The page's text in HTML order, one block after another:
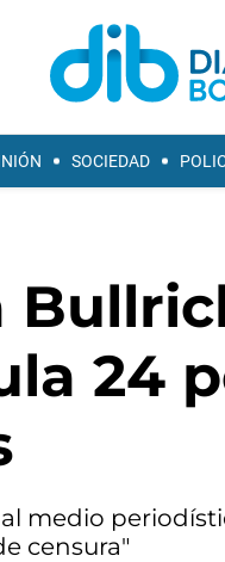
SOCIEDAD
24
medio
censura"